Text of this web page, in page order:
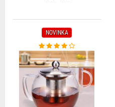
NOVINKA